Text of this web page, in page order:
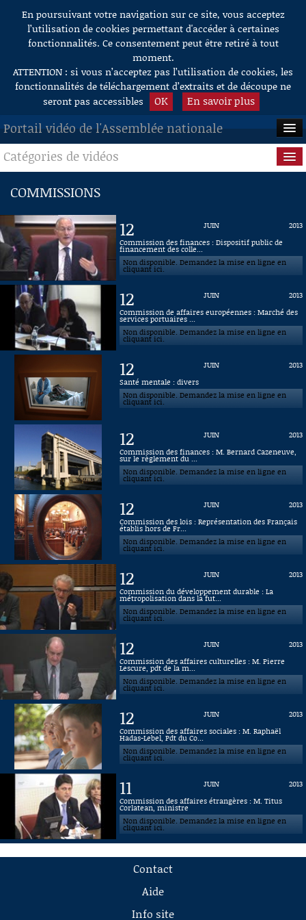
Aller au contenu
En poursuivant votre navigation sur ce site, vous acceptez
l’utilisation de cookies permettant d'accéder à certaines
fonctionnalités. Ce consentement peut être retiré à tout
moment.
ATTENTION : si vous n’acceptez pas l’utilisation de cookies, les
fonctionnalités de téléchargement d’extraits et de découpe ne
seront pas accessibles
OK En savoir plus
Portail vidéo de l'Assemblée nationale
ACCUEIL
EN DIRECT
À LA DEMANDE
RECHERCHE
AIDE À LA DÉCOUPE
DE VIDÉOS
Catégories de vidéos
Questions au Gouvernement
Commissions
Présidence
Évènements
Connaissance, Histoire
COMMISSIONS
12 JUIN
2013
Commission des finances : Dispositif public de
financement des colle...
Non disponible. Demandez la mise en ligne en
cliquant ici.
12 JUIN
2013
Commission de affaires européennes : Marché des
services portuaires ...
Non disponible. Demandez la mise en ligne en
cliquant ici.
12 JUIN
2013
Santé mentale : divers
Non disponible. Demandez la mise en ligne en
cliquant ici.
12 JUIN
2013
Commission des finances : M. Bernard Cazeneuve,
sur le règlement du ...
Non disponible. Demandez la mise en ligne en
cliquant ici.
12 JUIN
2013
Commission des lois : Représentation des Français
établis hors de Fr...
Non disponible. Demandez la mise en ligne en
cliquant ici.
12 JUIN
2013
Commission du développement durable : La
métropolisation dans la fut...
Non disponible. Demandez la mise en ligne en
cliquant ici.
12 JUIN
2013
Commission des affaires culturelles : M. Pierre
Lescure, pdt de la m...
Non disponible. Demandez la mise en ligne en
cliquant ici.
12 JUIN
2013
Commission des affaires sociales : M. Raphaël
Hadas-Lebel, Pdt du Co...
Non disponible. Demandez la mise en ligne en
cliquant ici.
11 JUIN
2013
Commission des affaires étrangères : M. Titus
Corlatean, ministre
Non disponible. Demandez la mise en ligne en
cliquant ici.
Contact
Aide
Info site